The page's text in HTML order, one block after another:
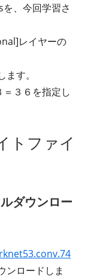
、今回学習さ
レイヤーの
す。
３６を指定し
トファイ
ダウンロー
ンロードしま